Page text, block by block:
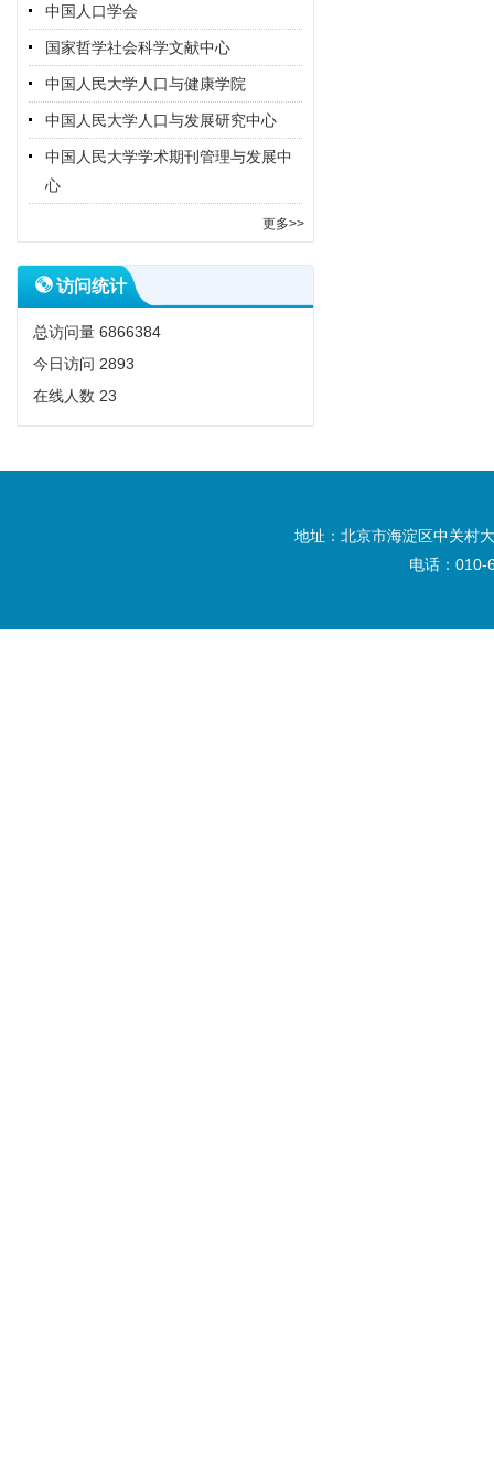
中国人口学会
国家哲学社会科学文献中心
中国人民大学人口与健康学院
中国人民大学人口与发展研究中心
中国人民大学学术期刊管理与发展中
心
更多>>
访问统计
总访问量 6866384
今日访问 2893
在线人数 23
地址：北京市海淀区中关村
电话：